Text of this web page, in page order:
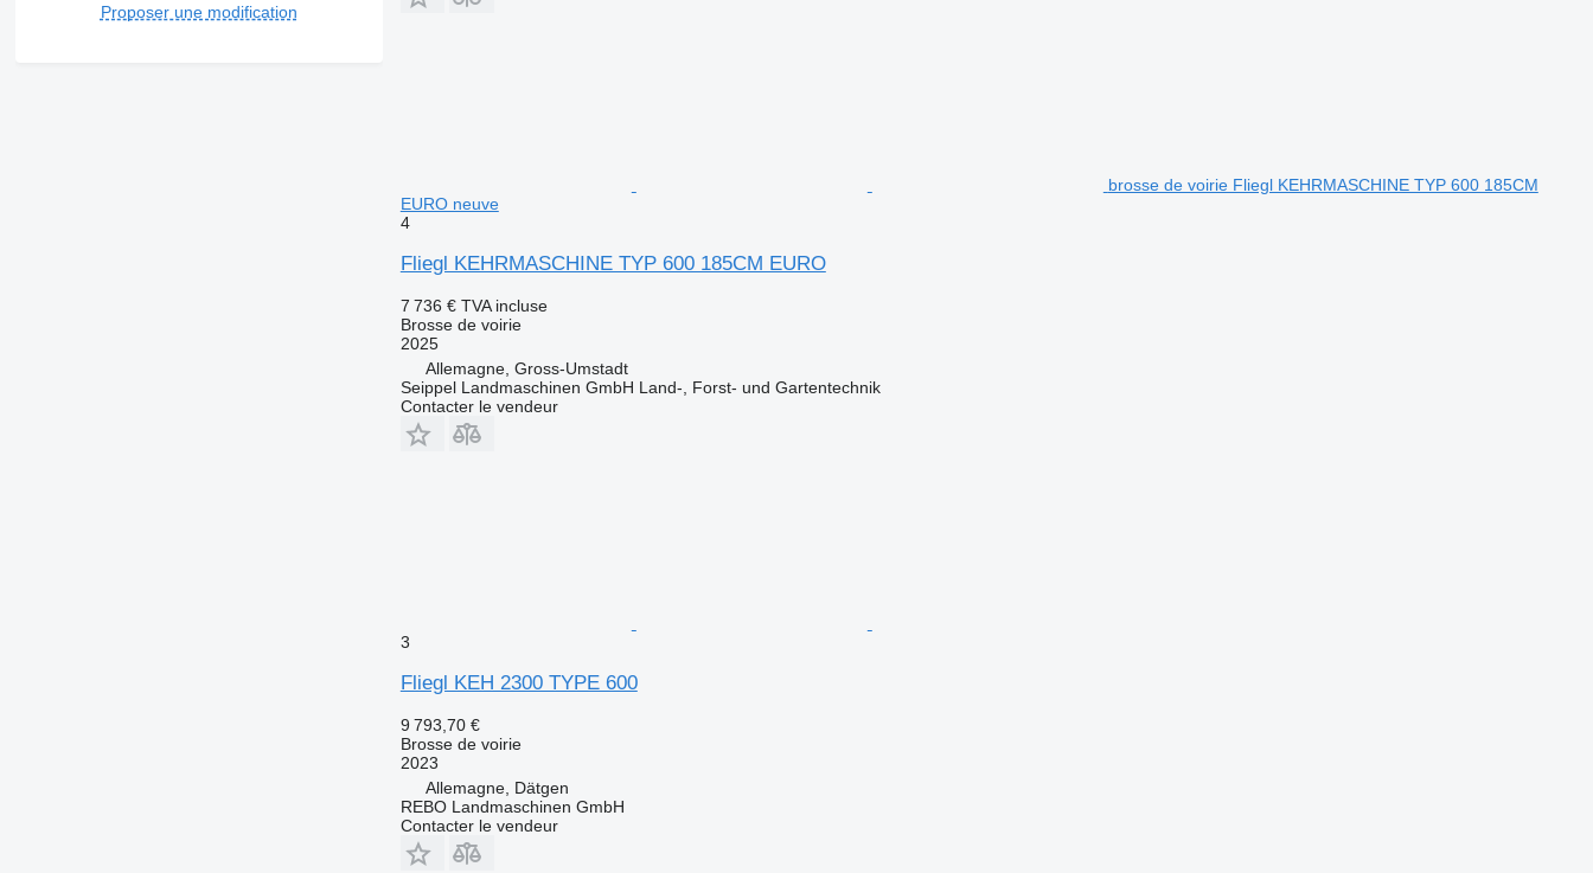
Proposer une modification
brosse de voirie Fliegl KEHRMASCHINE TYP 600 185CM
EURO neuve
4
Fliegl KEHRMASCHINE TYP 600 185CM EURO
7 736 € TVA incluse
Brosse de voirie
2025
Allemagne, Gross-Umstadt
Seippel Landmaschinen GmbH Land-, Forst- und Gartentechnik
Contacter le vendeur
3
Fliegl KEH 2300 TYPE 600
9 793,70 €
Brosse de voirie
2023
Allemagne, Dätgen
REBO Landmaschinen GmbH
Contacter le vendeur